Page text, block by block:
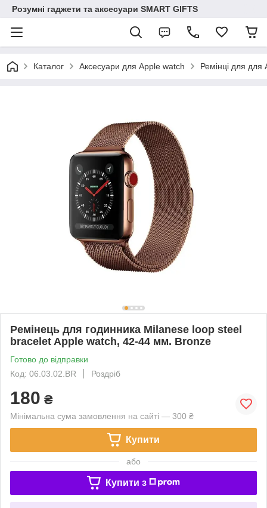
Розумні гаджети та аксесуари SMART GIFTS
Каталог Аксесуари для Apple watch Ремінці для для
Ремінець для годинника Milanese loop steel
bracelet Apple watch, 42-44 мм. Bronze
Готово до відправки
Код: 06.03.02.BR
Роздріб
180 ₴
Мінімальна сума замовлення на сайті — 300 ₴
Купити
або
Купити з